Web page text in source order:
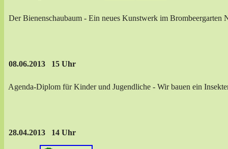
Der Bienenschaubaum - Ein neues Kunstwerk im Brombeergarten
08.06.2013 15 Uhr
Agenda-Diplom für Kinder und Jugendliche - Wir bauen ein
28.04.2013 14 Uhr